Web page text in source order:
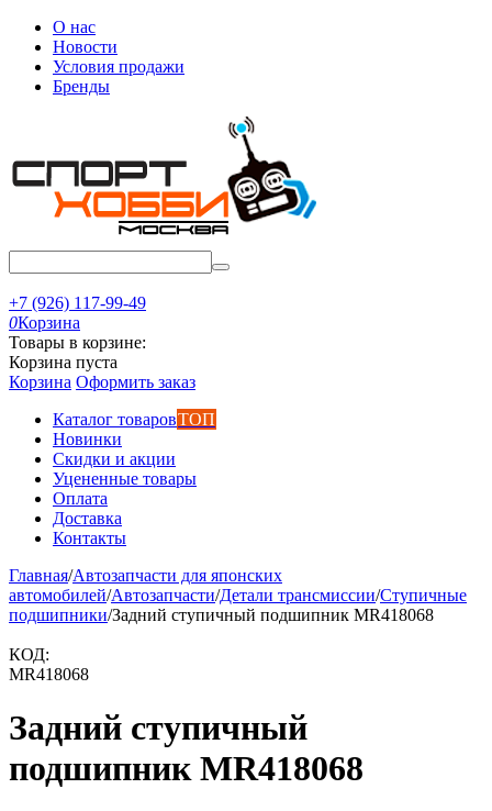
О нас
Новости
Условия продажи
Бренды
+7 (926) 117-99-49
0Корзина
Товары в корзине:
Корзина пуста
Корзина Оформить заказ
Каталог товаровТОП
Новинки
Скидки и акции
Уцененные товары
Оплата
Доставка
Контакты
Главная/Автозапчасти для японских
автомобилей/Автозапчасти/Детали трансмиссии/Ступичные
подшипники/Задний ступичный подшипник MR418068
КОД:
MR418068
Задний ступичный
подшипник MR418068